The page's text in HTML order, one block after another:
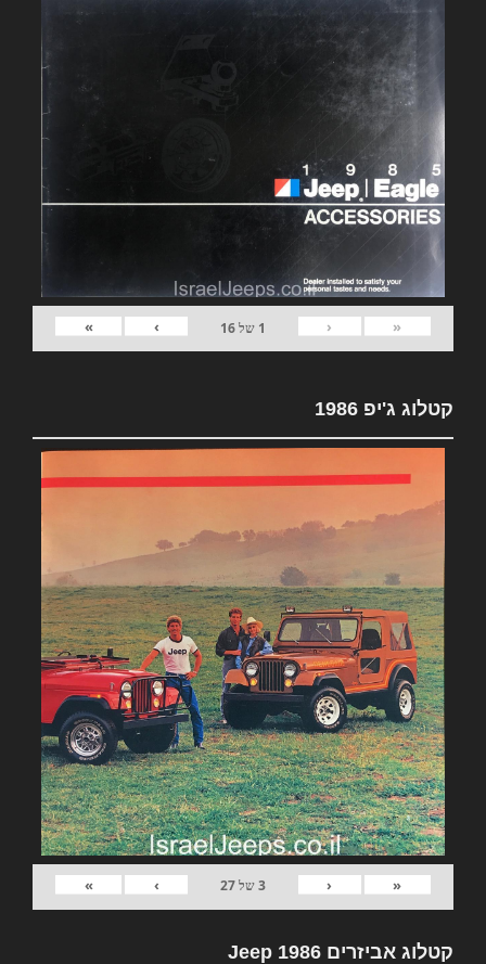
«
‹
1 של16
›
»
קטלוג ג'יפ 1986
«
‹
3של27
›
»
קטלוג אביזרים Jeep 1986